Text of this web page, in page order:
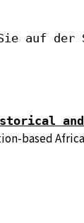
Sie auf
based